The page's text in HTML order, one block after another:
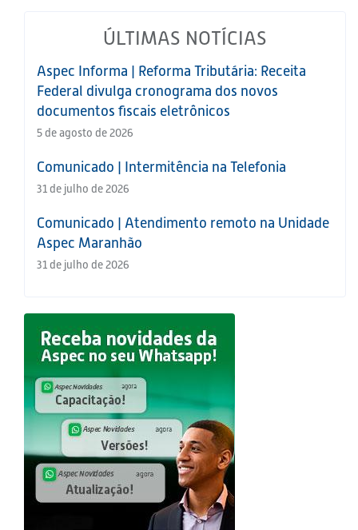
ÚLTIMAS NOTÍCIAS
Aspec Informa | Reforma Tributária: Receita
Federal divulga cronograma dos novos
documentos fiscais eletrônicos
5 de agosto de 2026
Comunicado | Intermitência na Telefonia
31 de julho de 2026
Comunicado | Atendimento remoto na Unidade
Aspec Maranhão
31 de julho de 2026